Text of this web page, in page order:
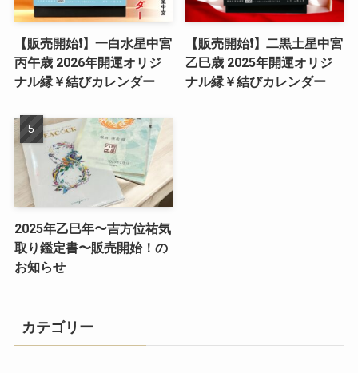
【販売開始❗️】一白水星中宮
丙午歳 2026年開運オリジ
ナル縁￥結びカレンダー
【販売開始❗️】二黒土星中宮
乙巳歳 2025年開運オリジ
ナル縁￥結びカレンダー
2025年乙巳年〜吉方位祐気
取り鑑定書〜販売開始！の
お知らせ
カテゴリー